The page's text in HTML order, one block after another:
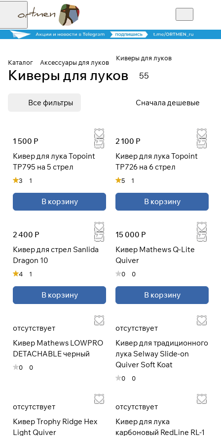
Каталог Аксессуары для луков
Киверы для луков
Киверы для луков 55
Все фильтры Сначала дешевые
1 500 Р
Кивер для лука Topoint
TP795 на 5 стрел
3 1
В корзину
2 100 Р
Кивер для лука Topoint
TP726 на 6 стрел
5 1
В корзину
2 400 Р
Кивер для стрел Sanlida
Dragon 10
4 1
В корзину
15 000 Р
Кивер Mathews Q-Lite
Quiver
0 0
В корзину
отсутствует
Кивер Mathews LOWPRO
DETACHABLE черный
0 0
отсутствует
Кивер для традиционного
лука Selway Slide-on
Quiver Soft Koat
0 0
отсутствует
Кивер Trophy Ridge Hex
Light Quiver
отсутствует
Кивер для лука
карбоновый RedLine RL-1
Для клиентов всех банков
Разбейте
Сегодня
25%
Добавляйте товары
При оформлении заказа
выберите метод оплаты ПЛАЙТ
Оплачивайте сегодня только25%
картой любого банка
Получайте товар
выбранный способом
% будут
с вашей карты
ПЛАЙТ
скидки по купонам не